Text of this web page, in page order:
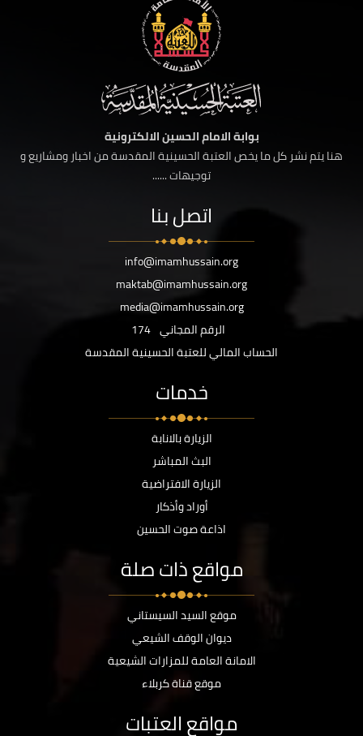
بوابة الامام الحسين الالكترونية
هنا يتم نشر كل ما يخص العتبة الحسينية المقدسة من اخبار ومشاريع و
توجيهات ......
اتصل بنا
info@imamhussain.org
maktab@imamhussain.org
media@imamhussain.org
الرقم المجاني 174
الحساب المالي للعتبة الحسينية المقدسة
خدمات
الزيارة بالانابة
البث المباشر
الزيارة الافتراضية
أوراد وأذكار
اذاعة صوت الحسين
مواقع ذات صلة
موقع السيد السيستاني
ديوان الوقف الشيعي
الامانة العامة للمزارات الشيعية
موقع قناة كربلاء
مواقع العتبات